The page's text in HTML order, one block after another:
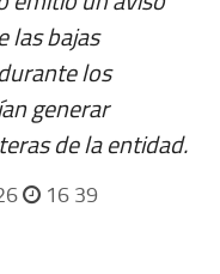
las bajas
los
generar
de la entidad.
16 39